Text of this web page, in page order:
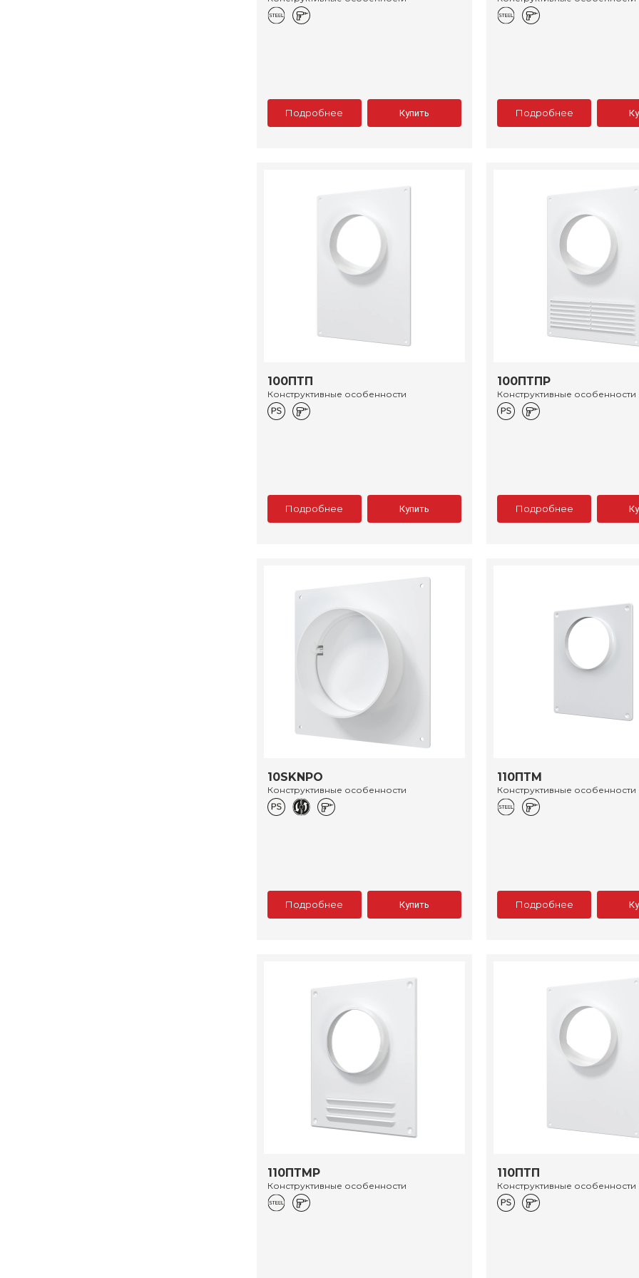
Подробнее Купить Подробнее
100ПТП
Конструктивные особенности
Подробнее Купить
100ПТПР
Конструктивные особенности
Подробнее
10SKNPO
Конструктивные особенности
Подробнее Купить
110ПТМ
Конструктивные особенности
Подробнее
110ПТМР
Конструктивные особенности
110ПТП
Конструктивные особенности